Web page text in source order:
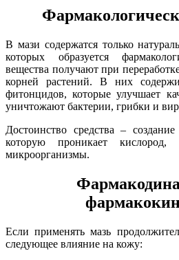
В мази содержатся только
которых образуется
вещества получают при
корней растений. В них
фитонцидов, которые улучшает
уничтожают бактерии, грибки и
Достоинство средства –
которую проникает кислород,
микроорганизмы.
Если применять мазь
следующее влияние на кожу: